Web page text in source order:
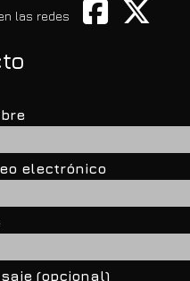
las redes
electrónico
(opcional)